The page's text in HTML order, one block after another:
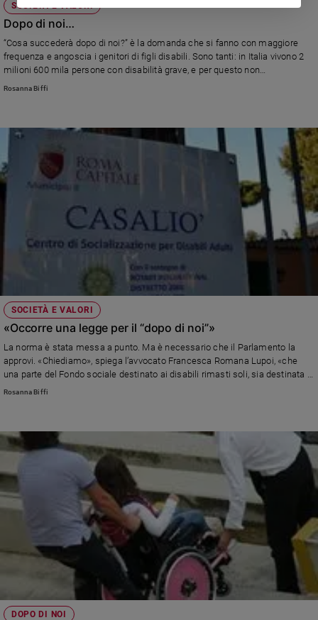
SOCIETÀ E VALORI
Dopo di noi…
“Cosa succederà dopo di noi?” è la domanda che si fanno con maggiore
frequenza e angoscia i genitori di figli disabili. Sono tanti: in Italia vivono 2
milioni 600 mila persone con disabilità grave, e per questo non
autosufficienti. Molti appelli di loro familiari sono giunti alla deputata del Pd
noi” che si pensa possa essere approvata entro il marzo 2015. Contiene
provvedimenti e stanziamenti per l’assistenza ai disabili quando i loro
genitori saranno troppo anziani o verranno a mancare, a partire
dall’istituzione di un Fondo di 400 milioni di euro.
Rosanna Biffi
SOCIETÀ E VALORI
«Occorre una legge per il “dopo di noi”»
La norma è stata messa a punto. Ma è necessario che il Parlamento la
approvi. «Chiediamo», spiega l’avvocato Francesca Romana Lupoi, «che
una parte del Fondo sociale destinato ai disabili rimasti soli, sia destinata a
togliere le tasse dai patrimoni che i genitori hanno messo in un trust a loro
Rosanna Biffi
DOPO DI NOI